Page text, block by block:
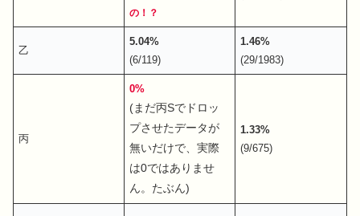
の！？
乙
5.04%
(6/119)
1.46%
(29/1983)
丙
0%
(まだ丙Sでドロッ
プさせたデータが
無いだけで、実際
は0ではありませ
ん。たぶん)
1.33%
(9/675)